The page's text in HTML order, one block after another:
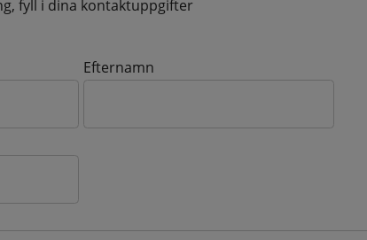
fyll i dina kontaktuppgifter
Efternamn